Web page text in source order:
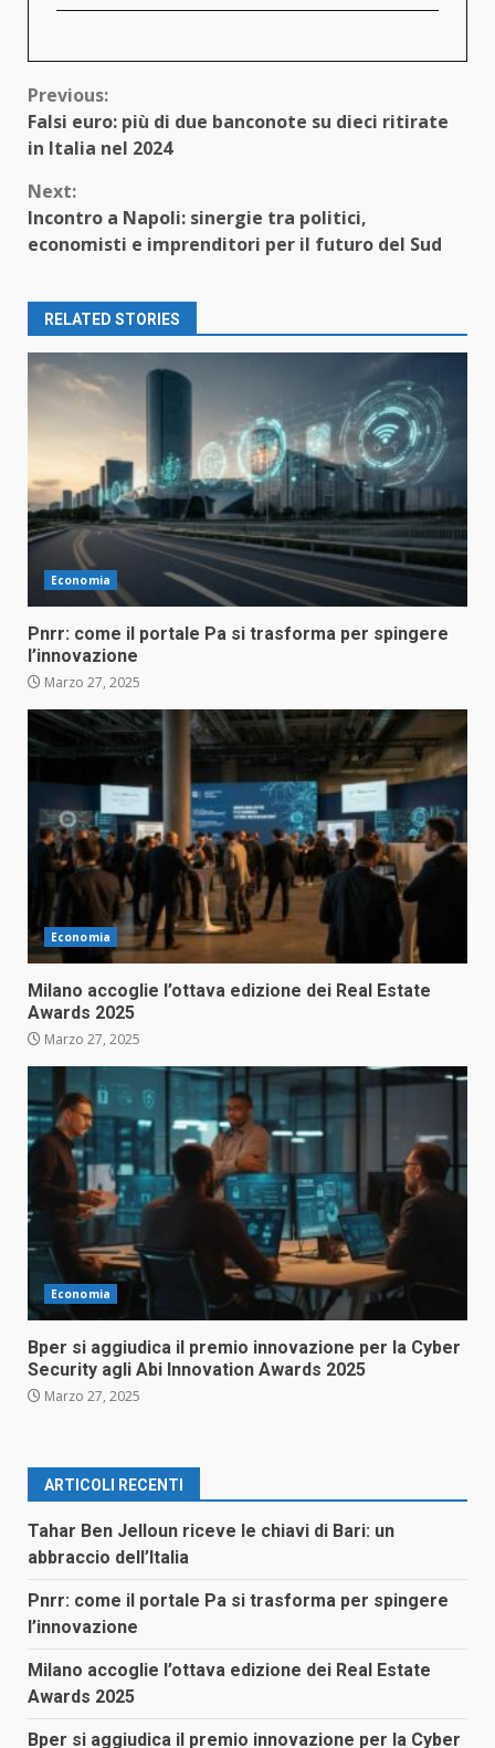
Continue
Reading
Previous:
Falsi euro: più di due banconote su dieci ritirate
in Italia nel 2024
Next:
Incontro a Napoli: sinergie tra politici,
economisti e imprenditori per il futuro del Sud
RELATED STORIES
Economia
Pnrr: come il portale Pa si trasforma per spingere
l’innovazione
Marzo 27, 2025
Economia
Milano accoglie l’ottava edizione dei Real Estate
Awards 2025
Marzo 27, 2025
Economia
Bper si aggiudica il premio innovazione per la Cyber
Security agli Abi Innovation Awards 2025
Marzo 27, 2025
ARTICOLI RECENTI
Tahar Ben Jelloun riceve le chiavi di Bari: un
abbraccio dell’Italia
Pnrr: come il portale Pa si trasforma per spingere
l’innovazione
Milano accoglie l’ottava edizione dei Real Estate
Awards 2025
Bper si aggiudica il premio innovazione per la Cyber